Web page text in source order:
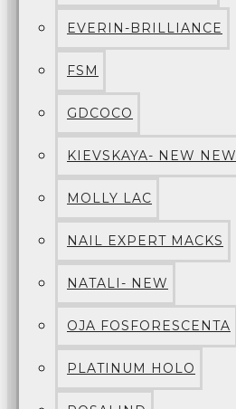
EVERIN-BRILLIANCE
FSM
GDCOCO
KIEVSKAYA- NEW NEW
MOLLY LAC
NAIL EXPERT MACKS
NATALI- NEW
OJA FOSFORESCENTA
PLATINUM HOLO